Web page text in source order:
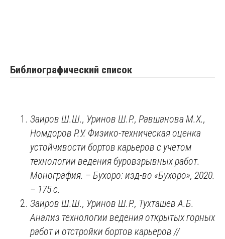
Библиографический список
Заиров Ш.Ш., Уринов Ш.Р., Равшанова М.Х.,
Номдоров Р.У. Физико-техническая оценка
устойчивости бортов карьеров с учетом
технологии ведения буровзрывных работ.
Монография. – Бухоро: изд-во «Бухоро», 2020.
– 175 с.
Заиров Ш.Ш., Уринов Ш.Р., Тухташев А.Б.
Анализ технологии ведения открытых горных
работ и отстройки бортов карьеров //